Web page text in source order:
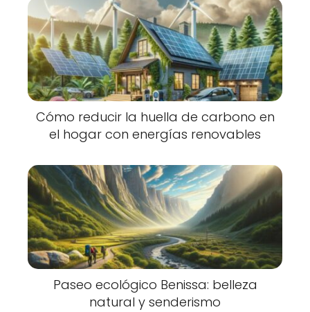
Cómo reducir la huella de carbono en
el hogar con energías renovables
Paseo ecológico Benissa: belleza
natural y senderismo